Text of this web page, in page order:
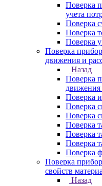
Поверка
учета
Поверка
Поверка
Поверка
Поверка
движения и
Назад
Поверка
движения
Поверка
Поверка
Поверка
Поверка
Поверка
Поверка
Поверка
Поверка
свойств
Назад